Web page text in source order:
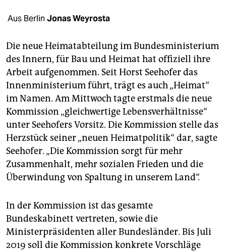
veranstaltungen
fragen & hilfe
unterstützen
abo
genossenschaft
epaper login
Aus Berlin Jonas Weyrosta
Die neue Heimatabteilung im Bundesministerium
des Innern, für Bau und Heimat hat offiziell ihre
Arbeit aufgenommen. Seit Horst Seehofer das
Innenministerium führt, trägt es auch „Heimat“
im Namen. Am Mittwoch tagte erstmals die neue
Kommission „gleichwertige Lebensverhältnisse“
unter Seehofers Vorsitz. Die Kommission stelle das
Herzstück seiner „neuen Heimatpolitik“ dar, sagte
Seehofer. „Die Kommission sorgt für mehr
Zusammenhalt, mehr sozialen Frieden und die
Überwindung von Spaltung in unserem Land“.
In der Kommission ist das gesamte
Bundeskabinett vertreten, sowie die
Ministerpräsidenten aller Bundesländer. Bis Juli
2019 soll die Kommission konkrete Vorschläge